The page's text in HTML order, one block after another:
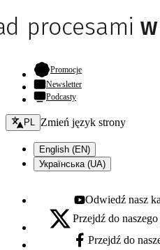
Promocje- otwiera się w nowej
Newsletter
Podcasty
Zmień język - bieżący:
PL Zmień język strony
English (EN)
Українська (UA)
Youtube - otwiera się w
Odwiedź nasz
X - otwiera się w nowej karcie
Przejdź do
Facebook - otwiera się w
Przejdź do